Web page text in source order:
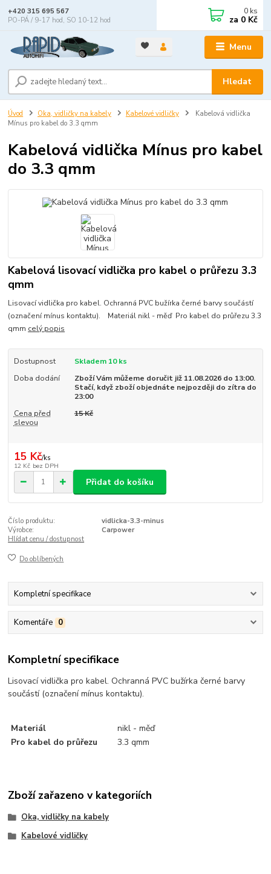
Menu
Hledat
+420 315 695 567
PO-PÁ / 9-17 hod, SO 10-12 hod
0 ks
za 0 Kč
Úvod Oka, vidličky na kabely Kabelové vidličky
Kabelová vidlička
Mínus pro kabel do 3.3 qmm
Kabelová vidlička Mínus pro kabel
do 3.3 qmm
Kabelová lisovací vidlička pro kabel o průřezu 3.3
qmm
Lisovací vidlička pro kabel. Ochranná PVC bužírka černé barvy součástí
(označení mínus kontaktu). Materiál nikl - měď Pro kabel do průřezu 3.3
qmm celý popis
Dostupnost
Skladem 10 ks
Doba dodání
Zboží Vám můžeme doručit již 11.08.2026 do 13:00.
Stačí, když zboží objednáte nejpozději do zítra do
23:00
Cena před
slevou
15 Kč
15 Kč/ks
12 Kč bez DPH
Přidat do košíku
Číslo produktu:
vidlicka-3.3-minus
Výrobce:
Carpower
Hlídat cenu / dostupnost
Do oblíbených
Kompletní specifikace
Komentáře 0
Kompletní specifikace
Lisovací vidlička pro kabel. Ochranná PVC bužírka černé barvy
součástí (označení mínus kontaktu).
Materiál
nikl - měď
Pro kabel do průřezu
3.3 qmm
Zboží zařazeno v kategoriích
Oka, vidličky na kabely
Kabelové vidličky